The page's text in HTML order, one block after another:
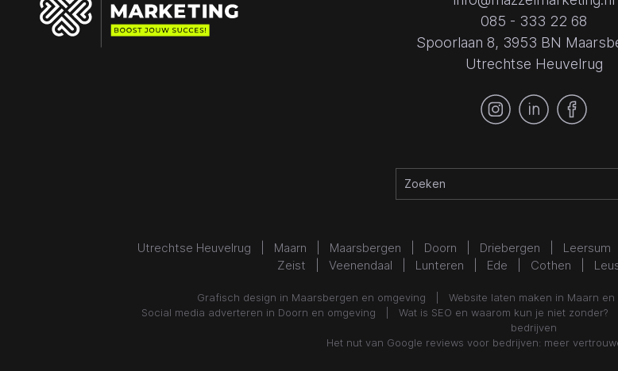
085 - 333 22 68
Spoorlaan 8, 3953 BN
Utrechtse Heuvelrug
Utrechtse Heuvelrug | Maarn Maarsbergen | Doorn | Driebergen |
Zeist | Veenendaal | Lunteren | Ede | Cothen |
Grafisch design in Maarsbergen en omgeving Website laten maken in Maarn en
Social media adverteren in Doorn en omgeving | Wat is SEO en waarom kun je niet
bedrijven
Het nut van Google reviews voor bedrijven: meer